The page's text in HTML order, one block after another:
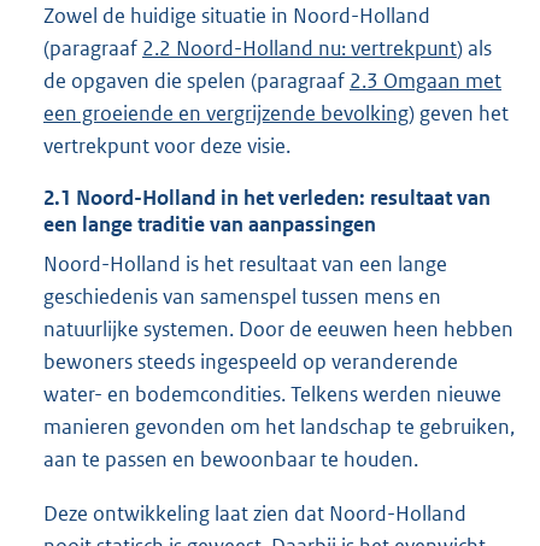
Zowel de huidige situatie in Noord-Holland
(paragraaf 2.2 Noord-Holland nu: vertrekpunt) als
de opgaven die spelen (paragraaf 2.3 Omgaan met
een groeiende en vergrijzende bevolking) geven het
vertrekpunt voor deze visie.
2.1 Noord-Holland in het verleden: resultaat van
een lange traditie van aanpassingen
Noord-Holland is het resultaat van een lange
geschiedenis van samenspel tussen mens en
natuurlijke systemen. Door de eeuwen heen hebben
bewoners steeds ingespeeld op veranderende
water- en bodemcondities. Telkens werden nieuwe
manieren gevonden om het landschap te gebruiken,
aan te passen en bewoonbaar te houden.
Deze ontwikkeling laat zien dat Noord-Holland